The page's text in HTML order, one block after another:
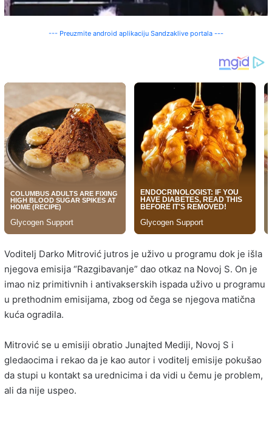
--- Preuzmite android aplikaciju Sandzaklive portala ---
Voditelj Darko Mitrović jutros je uživo u programu dok je išla
njegova emisija “Razgibavanje” dao otkaz na Novoj S. On je
imao niz primitivnih i antivakserskih ispada uživo u programu
u prethodnim emisijama, zbog od čega se njegova matična
kuća ogradila.
Mitrović se u emisiji obratio Junajted Mediji, Novoj S i
gledaocima i rekao da je kao autor i voditelj emisije pokušao
da stupi u kontakt sa urednicima i da vidi u čemu je problem,
ali da nije uspeo.